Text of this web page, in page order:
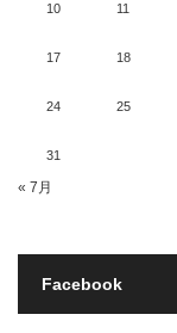
10 11
17 18
24 25
31
« 7月
Facebook